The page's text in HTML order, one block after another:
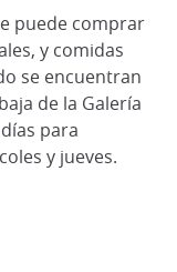
puede comprar
y comidas
se encuentran
de la Galería
para
y jueves.